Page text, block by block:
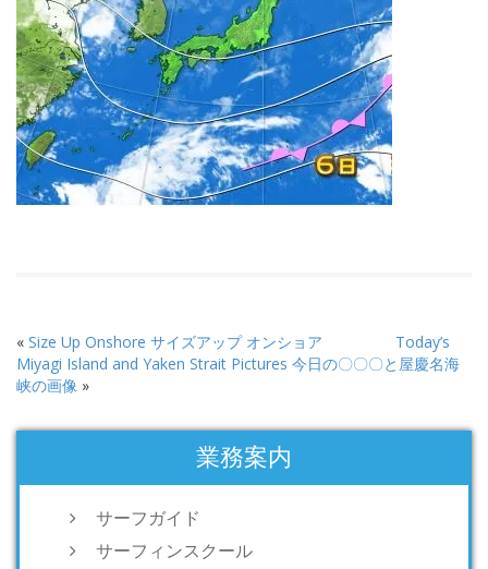
« Size Up Onshore サイズアップ オンショア
Today’s
Miyagi Island and Yaken Strait Pictures 今日の〇〇〇と屋慶名海
峡の画像 »
業務案内
サーフガイド
サーフィンスクール